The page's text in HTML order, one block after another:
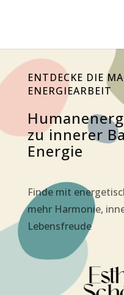
ENT­DE­CKE DIE
ENERGIEARBEIT
zu inne­rer
Energie
Fin­de mit
mehr Har­mo­nie,
Lebensfreude